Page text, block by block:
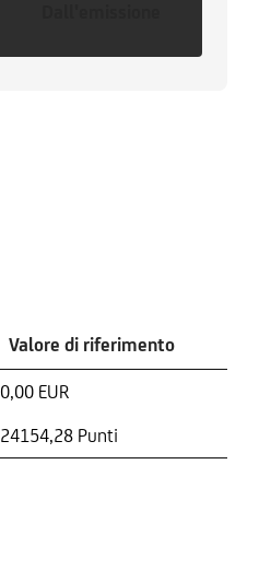
Valore di riferimento
0,00 EUR
24154,28 Punti